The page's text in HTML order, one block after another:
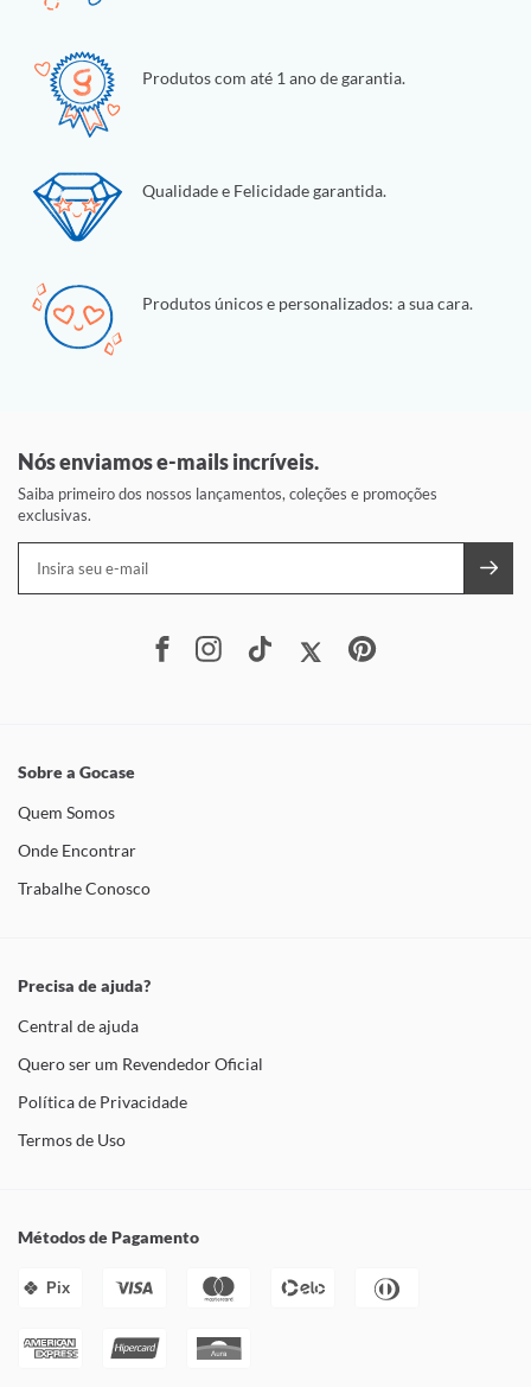
Produtos com até 1 ano de garantia.
Qualidade e Felicidade garantida.
Produtos únicos e personalizados: a sua cara.
Nós enviamos e-mails incríveis.
Saiba primeiro dos nossos lançamentos, coleções e promoções
exclusivas.
Sobre a Gocase
Quem Somos
Onde Encontrar
Trabalhe Conosco
Precisa de ajuda?
Central de ajuda
Quero ser um Revendedor Oficial
Política de Privacidade
Termos de Uso
Métodos de Pagamento
Pix